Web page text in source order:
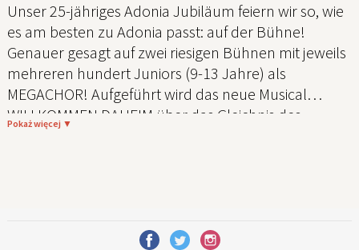
Unser 25-jähriges Adonia Jubiläum feiern wir so, wie
es am besten zu Adonia passt: auf der Bühne!
Genauer gesagt auf zwei riesigen Bühnen mit jeweils
mehreren hundert Juniors (9-13 Jahre) als
MEGACHOR! Aufgeführt wird das neue Musical
WILLKOMMEN DAHEIM über das Gleichnis des
verlorenen Sohnes, mit dem die Juniors diesen
Pokaż więcej ▼